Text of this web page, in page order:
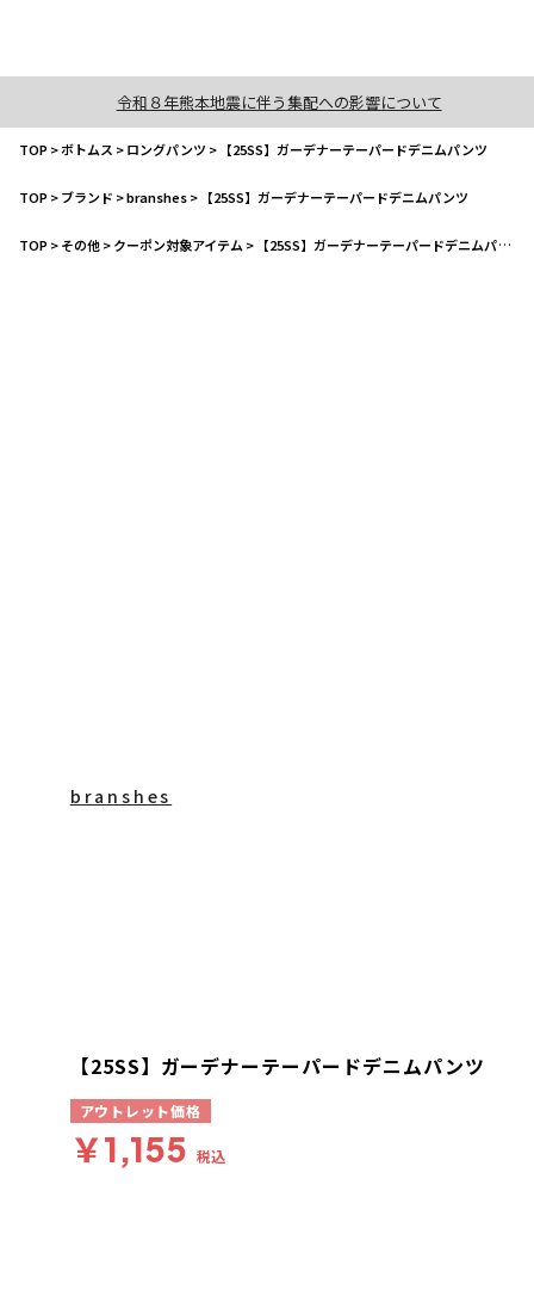
令和８年熊本地震に伴う集配への影響について
TOP>ボトムス >ロングパンツ > 【25SS】ガーデナーテーパードデニムパンツ
TOP>ブランド >branshes> 【25SS】ガーデナーテーパードデニムパンツ
TOP>その他>クーポン対象アイテム > 【25SS】ガーデナーテーパードデニムパンツ
branshes
【25SS】ガーデナーテーパードデニムパンツ
アウトレット価格
￥1,155 税込